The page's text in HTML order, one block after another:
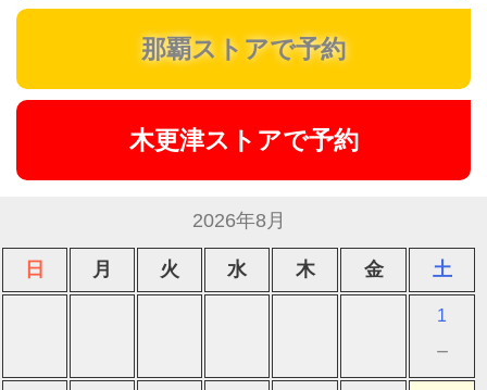
那覇ストアで予約
木更津ストアで予約
2026年8月
日 月 火 水 木 金 土
1
－